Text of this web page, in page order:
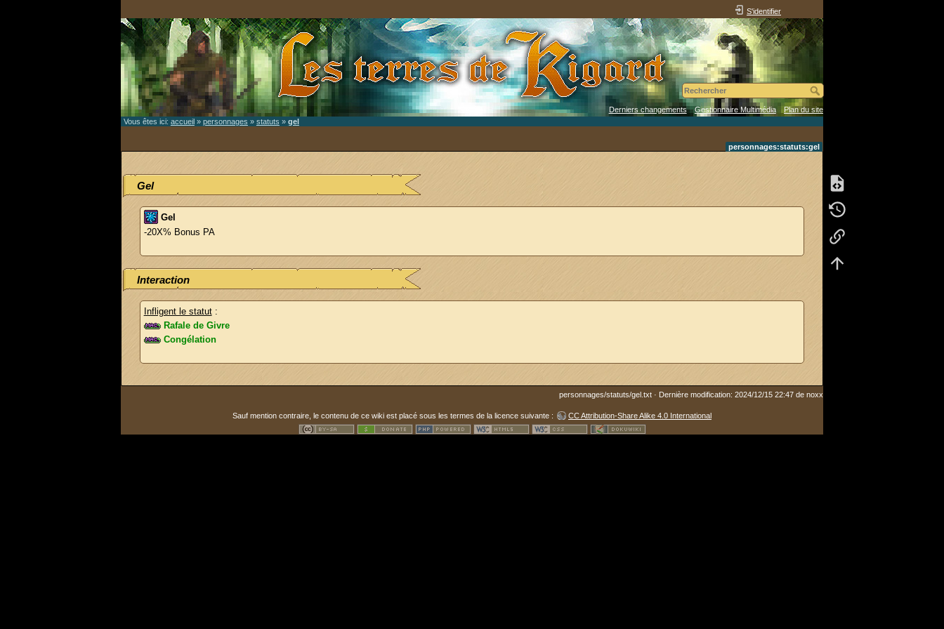
S'identifier
Derniers changements Gestionnaire Multimédia
Plan du site
Vous êtes ici: accueil» personnages » statuts » gel
personnages:statuts:gel
Gel
Gel
-20X% Bonus PA
Interaction
Infligent le statut:
Rafale de Givre
Congélation
personnages/statuts/gel.txt · Dernière modification: 2024/12/15 22:47 de noxx
Sauf mention contraire, le contenu de ce wiki est placé sous les termes de la licence suivante : CC Attribution-Share Alike 4.0 International